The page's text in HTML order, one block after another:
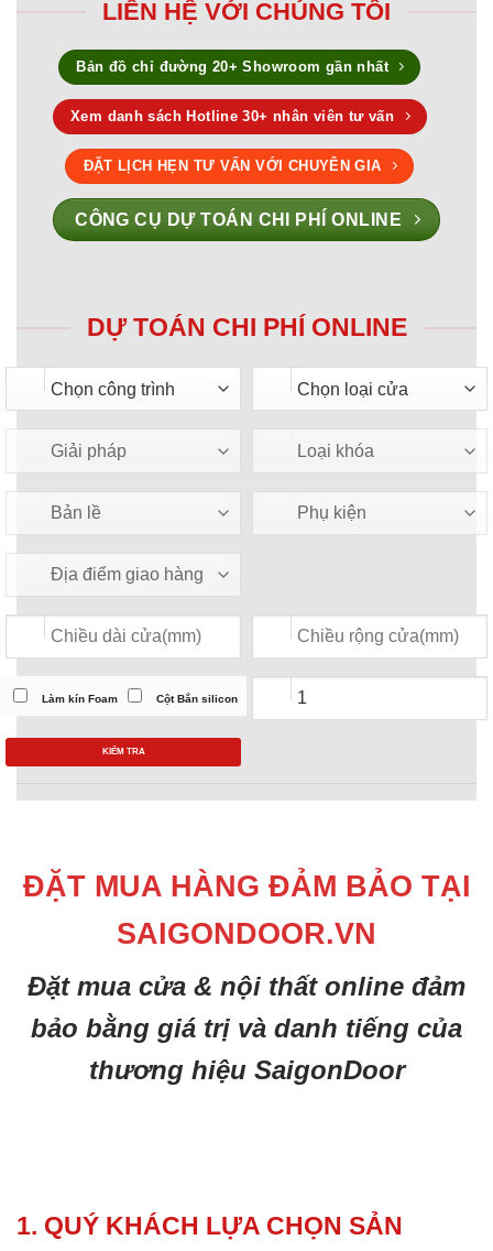
LIÊN HỆ VỚI CHÚNG TÔI
Bản đồ chỉ đường 20+ Showroom gần nhất
Xem danh sách Hotline 30+ nhân viên tư vấn
ĐẶT LỊCH HẸN TƯ VẤN VỚI CHUYÊN GIA
CÔNG CỤ DỰ TOÁN CHI PHÍ ONLINE
DỰ TOÁN CHI PHÍ ONLINE
Làm kín Foam Cột Bắn silicon
KIỂM TRA
ĐẶT MUA HÀNG ĐẢM BẢO TẠI
SAIGONDOOR.VN
Đặt mua cửa & nội thất online đảm
bảo bằng giá trị và danh tiếng của
thương hiệu SaigonDoor
1. QUÝ KHÁCH LỰA CHỌN SẢN